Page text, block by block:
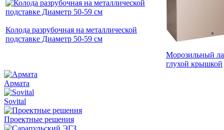
Колода разрубочная на металлической
подставке Диаметр 50-59 cм
Морозильный
глухой крышкой
Армата
Sovital
Проектные решения